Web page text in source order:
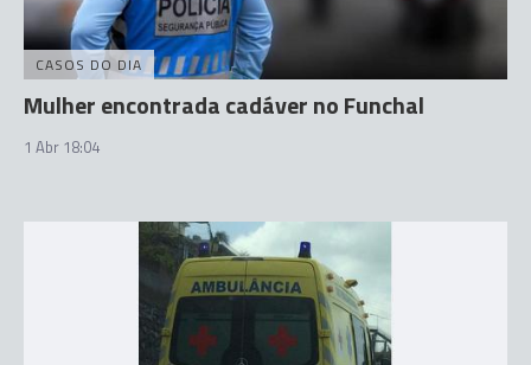
CASOS DO DIA
Mulher encontrada cadáver no Funchal
1 Abr 18:04